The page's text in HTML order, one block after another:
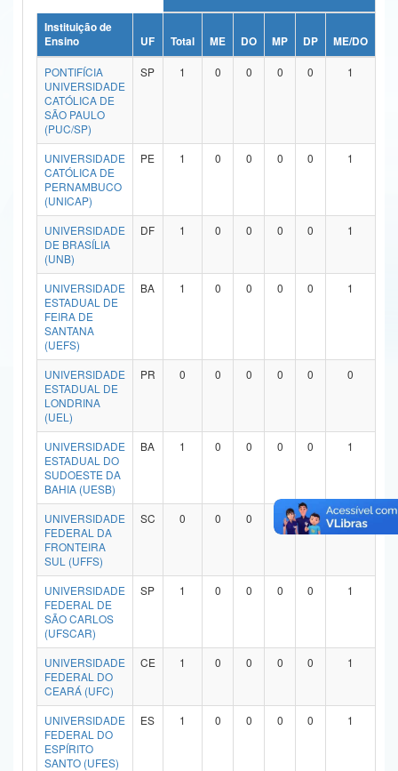
Ministério da Ciência, Tecnologia, Inovações e Comunicações
Ministério do Meio Ambiente
Ministério do Turismo
Ministério do Desenvolvimento Regional
Controladoria-Geral da União
Ministério da Mulher, da Família e dos Direitos Humanos
Secretaria-Geral
Secretaria de Governo
Gabinete de Segurança Institucional
Advocacia-Geral da União
Banco Central do Brasil
Instituição de
Ensino
UF Total ME DO MP DP ME/DO
PONTIFÍCIA
UNIVERSIDADE
CATÓLICA DE
SÃO PAULO
(PUC/SP)
SP 1 0 0 0 0 1
UNIVERSIDADE
CATÓLICA DE
PERNAMBUCO
(UNICAP)
PE 1 0 0 0 0 1
UNIVERSIDADE
DE BRASÍLIA
(UNB)
DF 1 0 0 0 0 1
UNIVERSIDADE
ESTADUAL DE
FEIRA DE
SANTANA
(UEFS)
BA 1 0 0 0 0 1
UNIVERSIDADE
ESTADUAL DE
LONDRINA
(UEL)
PR 0 0 0 0 0 0
UNIVERSIDADE
ESTADUAL DO
SUDOESTE DA
BAHIA (UESB)
BA 1 0 0 0 0 1
UNIVERSIDADE
FEDERAL DA
FRONTEIRA
SUL (UFFS)
SC 0 0 0 0 0 0
UNIVERSIDADE
FEDERAL DE
SÃO CARLOS
(UFSCAR)
SP 1 0 0 0 0 1
UNIVERSIDADE
FEDERAL DO
CEARÁ (UFC)
CE 1 0 0 0 0 1
UNIVERSIDADE
FEDERAL DO
ESPÍRITO
SANTO (UFES)
ES 1 0 0 0 0 1